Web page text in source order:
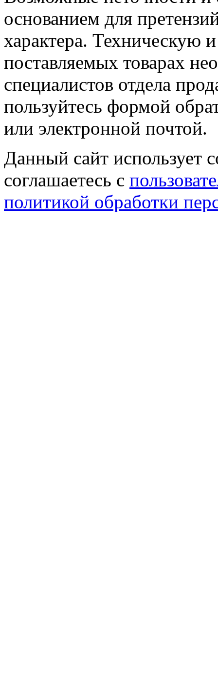
основанием для
характера.
поставляемых товарах
специалистов отдела
пользуйтесь формой
или электронной почтой.
Данный сайт использует
соглашаетесь с
политикой обработки